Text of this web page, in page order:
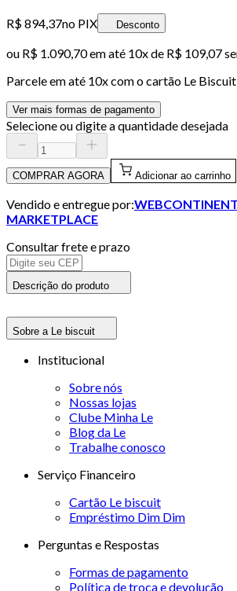
R$ 894,37no PIX Desconto
ou R$ 1.090,70em até 10x de R$ 109,07
Parcele em até 10x com o cartão Le Biscuit
Ver mais formas de pagamento
Selecione ou digite a quantidade desejada
COMPRAR AGORA Adicionar ao carrinho
Vendido e entregue por:
MARKETPLACE
Consultar frete e prazo
Descrição do produto
Sobre a Le biscuit
Institucional
Sobre nós
Nossas lojas
Clube Minha Le
Blog da Le
Trabalhe conosco
Serviço Financeiro
Cartão Le biscuit
Empréstimo Dim Dim
Perguntas e Respostas
Formas de pagamento
Política de troca e devolução